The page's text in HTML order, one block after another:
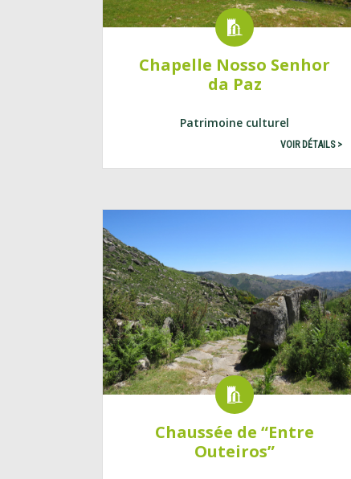
Chapelle Nosso Senhor
da Paz
Patrimoine culturel
VOIR DÉTAILS >
Chaussée de “Entre
Outeiros”